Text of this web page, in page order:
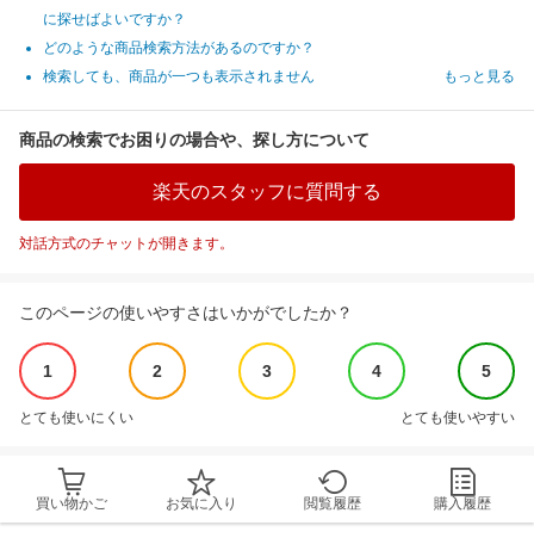
に探せばよいですか？
どのような商品検索方法があるのですか？
検索しても、商品が一つも表示されません
もっと見る
商品の検索でお困りの場合や、探し方について
楽天のスタッフに質問する
対話方式のチャットが開きます。
このページの使いやすさはいかがでしたか？
1 2 3 4 5
とても使いにくい とても使いやすい
買い物かご お気に入り 閲覧履歴 購入履歴